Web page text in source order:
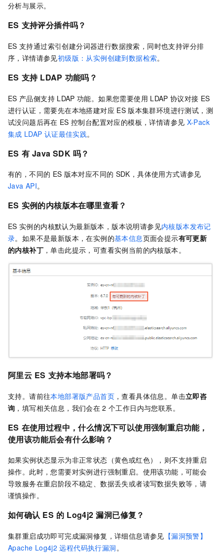
分析与展示。
ES 支持评分插件吗？
ES 支持通过索引创建分词器进行数据搜索，同时也支持评分排
序，详情请参见初级版：从实例创建到数据检索。
ES 支持 LDAP 功能吗？
ES 产品侧支持 LDAP 功能。如果您需要使用 LDAP 协议对接 ES
进行认证，需要先在本地搭建对应 ES 版本集群环境进行测试，测
试没问题后再在 ES 控制台配置对应的模板，详情请参见 X-Pack
集成 LDAP 认证最佳实践。
ES 有 Java SDK 吗？
有的，不同的 ES 版本对应不同的 SDK，具体使用方式请参见
Java API。
ES 实例的内核版本在哪里查看？
ES 实例的内核默认为最新版本，版本说明请参见内核版本发布记
录。如果不是最新版本，在实例的基本信息页面会提示有可更新
的内核补丁 ，单击此提示，可查看实例当前的内核版本。
阿里云 ES 支持本地部署吗？
支持。请前往本地部署版产品首页 ，查看具体信息。单击立即咨
询 ，填写相关信息，我们会在 2 个工作日内与您联系。
ES 在使用过程中，什么情况下可以使用强制重启功能，
使用该功能后会有什么影响？
如果实例状态显示为非正常状态（黄色或红色），则不支持重启
操作。此时，您需要对实例进行强制重启。使用该功能，可能会
导致服务在重启阶段不稳定、数据丢失或者读写数据失败等，请
谨慎操作。
如何确认 ES 的 Log4j2 漏洞已修复？
集群重启成功即可完成漏洞修复，详细信息请参见 【漏洞预警】
Apache Log4j2 远程代码执行漏洞 。